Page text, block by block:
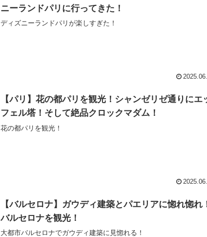
ニーランドパリに行ってきた！
ディズニーランドパリが楽しすぎた！
【パリ】花の都パリを観光！シャンゼリゼ通りにエ
フェル塔！そして絶品クロックマダム！
花の都パリを観光！
【バルセロナ】ガウディ建築とパエリアに惚れ惚れ
バルセロナを観光！
大都市バルセロナでガウディ建築に見惚れる！